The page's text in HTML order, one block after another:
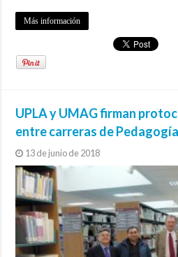
Más información
UPLA y UMAG firman
entre carreras de
13 de junio de 2018